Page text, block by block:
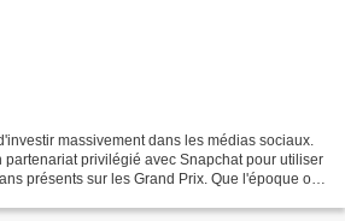
massivement dans les médias sociaux.
partenariat privilégié avec Snapchat pour utiliser
présents sur les Grand Prix. Que l'époque où